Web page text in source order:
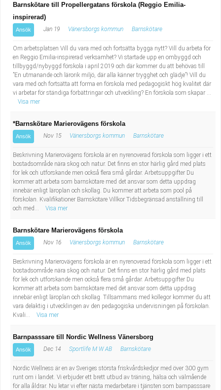
Barnskötare till Propellergatans förskola (Reggio Emilia-
inspirerad)
Ansök Jan 19 Vänersborgs kommun Barnskötare
Om arbetsplatsen Vill du vara med och fortsätta bygga nytt? Vill du arbeta för
en Reggio Emilia-inspirerad verksamhet? Vi startade upp en ombyggd och
tillbyggd/nybyggd förskola i april 2019 och där kommer du att behövas till
”En utmanande och lärorik miljö, där alla känner trygghet och glädje”! Vill du
vara med och fortsätta att forma en förskola med pedagogiskt hög kvalitet där
vi arbetar för ständiga förbättringar och utveckling? En förskola som skapar ...
Visa mer
*Barnskötare Marierovägens förskola
Ansök Nov 15 Vänersborgs kommun Barnskötare
Beskrivning Marierovägens förskola är en nyrenoverad förskola som ligger i ett
bostadsområde nära skog och natur. Det finns en stor härlig gård med plats
för lek och utforskande men också flera små gårdar. Arbetsuppgifter Du
kommer att arbeta som barnskötare med det ansvar som detta uppdrag
innebär enligt läroplan och skollag. Du kommer att arbeta som pool på
förskolan. Kvalifikationer Barnskötare Villkor Tidsbegränsad anställning till
och med...
Visa mer
Barnskötare Marierovägens förskola
Ansök Nov 16 Vänersborgs kommun Barnskötare
Beskrivning Marierovägens förskola är en nyrenoverad förskola som ligger i ett
bostadsområde nära skog och natur. Det finns en stor härlig gård med plats
för lek och utforskande men också flera små gårdar. Arbetsuppgifter Du
kommer att arbeta som barnskötare med det ansvar som detta uppdrag
innebär enligt läroplan och skollag. Tillsammans med kollegor kommer du att
vara delaktig i utvecklingen av den pedagogiska undervisningen på förskolan.
Kvali...
Visa mer
Barnpasssare till Nordic Wellness Vänersborg
Ansök Dec 14 Sportlife M W AB Barnskötare
Nordic Wellness är en av Sveriges största friskvårdskedjor med över 300 gym
runt om i landet. Vi erbjuder ett brett utbud av träning, hälsa och välmående
för alla åldrar. Nu letar vi efter nästa medarbetare i tjänsten som barnpasssare